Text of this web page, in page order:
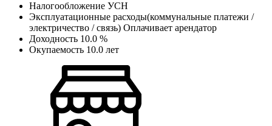
Налогообложение УСН
Эксплуатационные расходы(коммунальные платежи /
электричество / связь) Оплачивает арендатор
Доходность 10.0 %
Окупаемость 10.0 лет